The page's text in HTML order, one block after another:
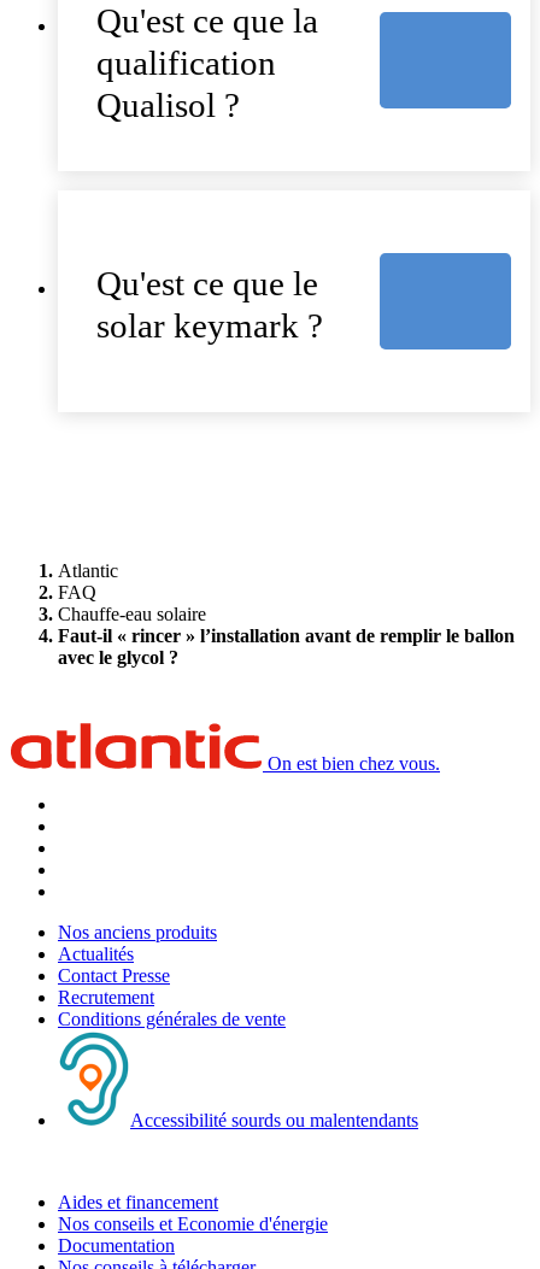
Qu'est ce que la
qualification
Qualisol ?
Qu'est ce que le
solar keymark ?
Atlantic
FAQ
Chauffe-eau solaire
Faut-il « rincer » l’installation avant de remplir le ballon
avec le glycol ?
On est bien chez vous.
Nos anciens produits
Actualités
Contact Presse
Recrutement
Conditions générales de vente
Accessibilité sourds ou malentendants
Aides et financement
Nos conseils et Economie d'énergie
Documentation